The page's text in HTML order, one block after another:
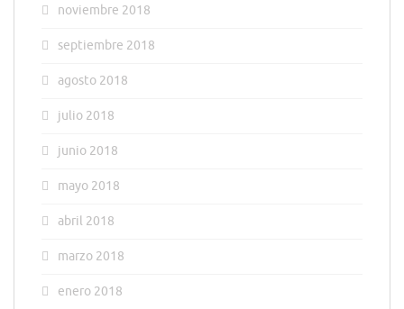
noviembre 2018
septiembre 2018
agosto 2018
julio 2018
junio 2018
mayo 2018
abril 2018
marzo 2018
enero 2018